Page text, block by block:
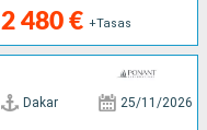
2 480 € +Tasas
Dakar 25/11/2026